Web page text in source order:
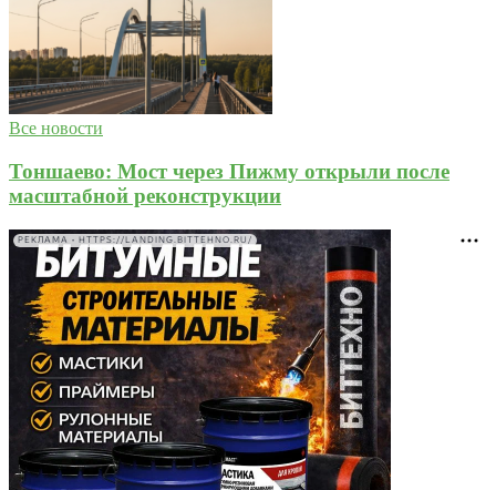
Все новости
Тоншаево: Мост через Пижму открыли после
масштабной реконструкции
РЕКЛАМА • HTTPS://LANDING.BITTEHNO.RU/